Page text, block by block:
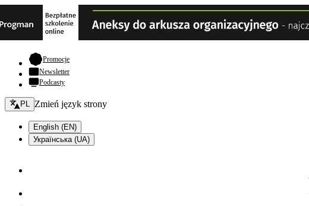
Promocje- otwiera się w nowej karcie
Newsletter
Podcasty
Zmień język - bieżący:
PL Zmień język strony
English (EN)
Українська (UA)